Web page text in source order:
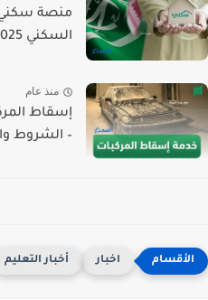
منصة سكني..
السكني 2025 في السعودية...
منذ عام
– الشروط
اخبار أخبار التعليم